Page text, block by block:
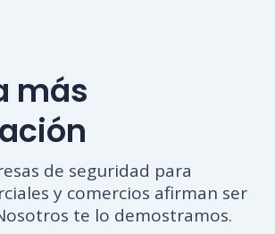
más
de seguridad para
y comercios afirman ser
te lo demostramos.